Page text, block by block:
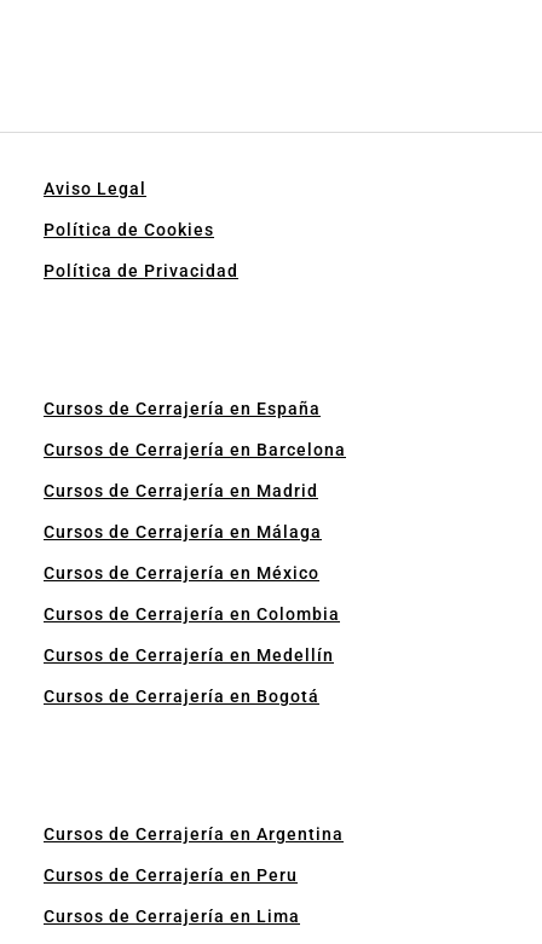
Aviso Legal
Política de Cookies
Política de Privacidad
Cursos de Cerrajería en España
Cursos de Cerrajería en Barcelona
Cursos de Cerrajería en Madrid
Cursos de Cerrajería en Málaga
Cursos de Cerrajería en México
Cursos de Cerrajería en Colombia
Cursos de Cerrajería en Medellín
Cursos de Cerrajería en Bogotá
Cursos de Cerrajería en Argentina
Cursos de Cerrajería en Peru
Cursos de Cerrajería en Lima